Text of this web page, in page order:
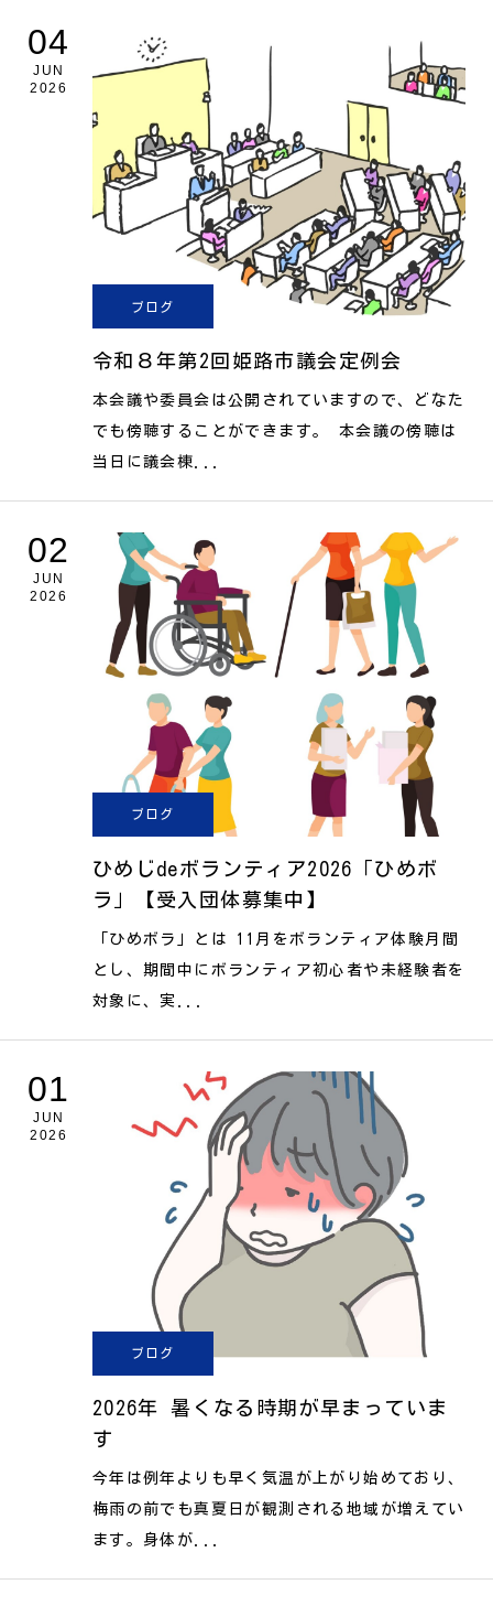
04
JUN
2026
ブログ
令和８年第2回姫路市議会定例会
本会議や委員会は公開されていますので、どなた
でも傍聴することができます。 本会議の傍聴は
当日に議会棟...
02
JUN
2026
ブログ
ひめじdeボランティア2026「ひめボ
ラ」【受入団体募集中】
「ひめボラ」とは 11月をボランティア体験月間
とし、期間中にボランティア初心者や未経験者を
対象に、実...
01
JUN
2026
ブログ
2026年 暑くなる時期が早まっていま
す
今年は例年よりも早く気温が上がり始めており、
梅雨の前でも真夏日が観測される地域が増えてい
ます。身体が...